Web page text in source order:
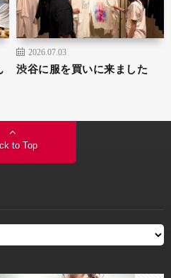
2026.07.03
渋谷に服を買いに来ました
to Top